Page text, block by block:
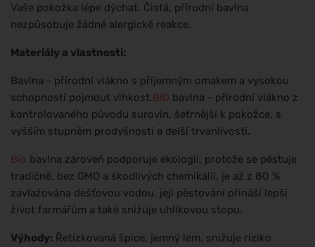
Vaše pokožka lépe dýchat. Čistá, přírodní bavlna
nezpůsobuje žádné alergické reakce.
Materiály a vlastnosti:
Bavlna - přírodní vlákno s příjemným omakem a vysokou
schopností pojmout vlhkost. BIO bavlna - přírodní vlákno z
kontrolovaného původu surovin, šetrnější k pokožce, s
vyšším stupněm prodyšnosti a delší trvanlivostí.
Bio bavlna zároveň podporuje ekologii, protože se pěstuje
tradičně, bez GMO a škodlivých chemikálií, je až z 80 %
zavlažována dešťovou vodou, její pěstování přináší lepší
život farmářům a také snižuje uhlíkovou stopu.
Výhody: Řetízkovaná špice, jemný lem, snižuje riziko